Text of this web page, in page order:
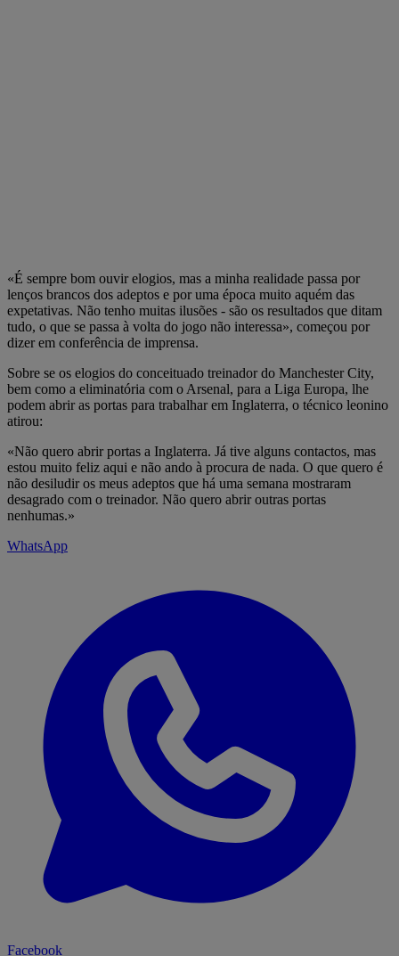
«É sempre bom ouvir elogios, mas a minha realidade passa por
lenços brancos dos adeptos e por uma época muito aquém das
expetativas. Não tenho muitas ilusões - são os resultados que ditam
tudo, o que se passa à volta do jogo não interessa», começou por
dizer em conferência de imprensa.
Sobre se os elogios do conceituado treinador do Manchester City,
bem como a eliminatória com o Arsenal, para a Liga Europa, lhe
podem abrir as portas para trabalhar em Inglaterra, o técnico leonino
atirou:
«Não quero abrir portas a Inglaterra. Já tive alguns contactos, mas
estou muito feliz aqui e não ando à procura de nada. O que quero é
não desiludir os meus adeptos que há uma semana mostraram
desagrado com o treinador. Não quero abrir outras portas
nenhumas.»
WhatsApp
Facebook